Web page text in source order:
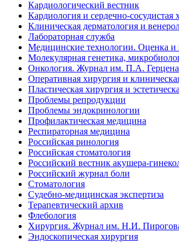
Кардиологический вестник
Кардиология и сердечно-сосудистая
Клиническая дерматология и
Лабораторная служба
Медицинские технологии. Оценка и
Молекулярная генетика,
Онкология. Журнал им. П.А. Герцена
Оперативная хирургия и
Пластическая хирургия и
Проблемы репродукции
Проблемы эндокринологии
Профилактическая медицина
Респираторная медицина
Российская ринология
Российская стоматология
Российский вестник акушера-
Российский журнал боли
Стоматология
Судебно-медицинская экспертиза
Терапевтический архив
Флебология
Хирургия. Журнал им. Н.И.
Эндоскопическая хирургия